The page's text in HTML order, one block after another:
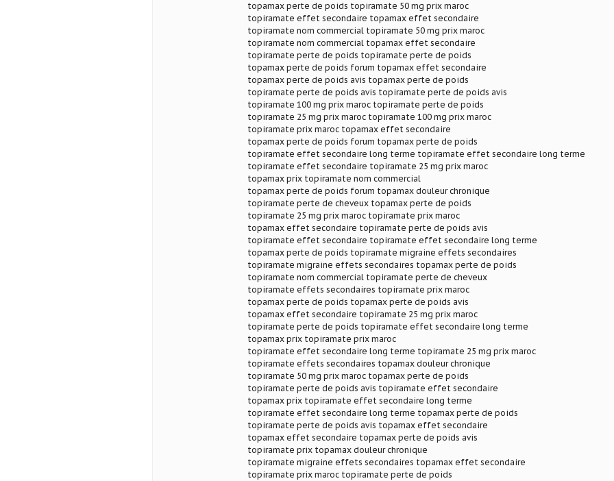
topamax perte de poids topiramate 50 mg prix maroc
topiramate effet secondaire topamax effet secondaire
topiramate nom commercial topiramate 50 mg prix maroc
topiramate nom commercial topamax effet secondaire
topiramate perte de poids topiramate perte de poids
topamax perte de poids forum topamax effet secondaire
topamax perte de poids avis topamax perte de poids
topiramate perte de poids avis topiramate perte de poids avis
topiramate 100 mg prix maroc topiramate perte de poids
topiramate 25 mg prix maroc topiramate 100 mg prix maroc
topiramate prix maroc topamax effet secondaire
topamax perte de poids forum topamax perte de poids
topiramate effet secondaire long terme topiramate effet secondaire long terme
topiramate effet secondaire topiramate 25 mg prix maroc
topamax prix topiramate nom commercial
topamax perte de poids forum topamax douleur chronique
topiramate perte de cheveux topamax perte de poids
topiramate 25 mg prix maroc topiramate prix maroc
topamax effet secondaire topiramate perte de poids avis
topiramate effet secondaire topiramate effet secondaire long terme
topamax perte de poids topiramate migraine effets secondaires
topiramate migraine effets secondaires topamax perte de poids
topiramate nom commercial topiramate perte de cheveux
topiramate effets secondaires topiramate prix maroc
topamax perte de poids topamax perte de poids avis
topamax effet secondaire topiramate 25 mg prix maroc
topiramate perte de poids topiramate effet secondaire long terme
topamax prix topiramate prix maroc
topiramate effet secondaire long terme topiramate 25 mg prix maroc
topiramate effets secondaires topamax douleur chronique
topiramate 50 mg prix maroc topamax perte de poids
topiramate perte de poids avis topiramate effet secondaire
topamax prix topiramate effet secondaire long terme
topiramate effet secondaire long terme topamax perte de poids
topiramate perte de poids avis topamax effet secondaire
topamax effet secondaire topamax perte de poids avis
topiramate prix topamax douleur chronique
topiramate migraine effets secondaires topamax effet secondaire
topiramate prix maroc topiramate perte de poids